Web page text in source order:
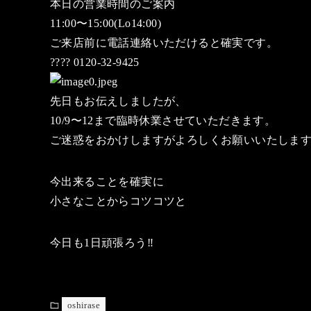
本日の営業時間のご案内
11:00〜15:00(Lo14:00)
ご来店前に電話連絡いただけると確実です。
???? 0120-32-9425
先日もお伝えしましたが、
10/9〜12まで臨時休業させていただきます。
ご迷惑をおかけしますがよろしくお願いいたしま
今出来ることを確実に
小さなことからコツコツと
今日も1日頑張ろう‼️
oshirase